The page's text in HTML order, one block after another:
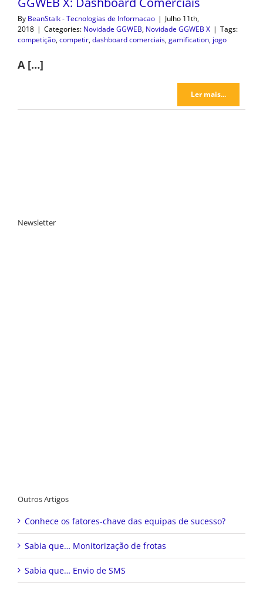
By BeanStalk - Tecnologias de Informacao | Julho 11th,
2018 | Categories: Novidade GGWEB, Novidade GGWEB X | Tags:
competição,competir,dashboard comerciais,gamification, jogo
A […]
Ler mais...
Newsletter
Outros Artigos
Conhece os fatores-chave das equipas de sucesso?
Sabia que… Monitorização de frotas
Sabia que… Envio de SMS